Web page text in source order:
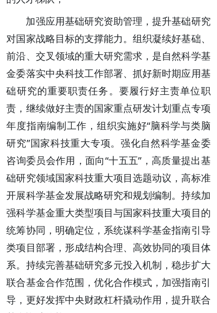
加强应用基础研究资助管理，提升基础研究
对国家战略目标的支撑能力。组织凝续好基础、
前沿、交叉领域的重大研究需求，是自然科学基
金委落实中央科技工作部署、抓好新时期应用基
础研究的重要职责任务。要履行好主责单位职
责，继续做好主责的国家重点研发计划重点专项
年度指南编制工作，组织实施好“脑科学与类脑
研究”国家科技重大专项。强化自然科学基金委
咨询委员会作用，面向“十五五”，高质量提出基
础研究领域国家科技重大项目选题动议，高标准
开展科学基金发展战略研究和规划编制。持续加
强科学基金重大类型项目与国家科技重大项目的
统筹协同，明确定位，系统谋科学基金指南引导
类项目部署，形成结构合理、高效协同的项目体
系。持续完善基础研究多元投入机制，稳步扩大
联合基金合作范围，优化合作模式，加强指南引
导，更好发挥中央财政杠杆撬动作用，提升联合